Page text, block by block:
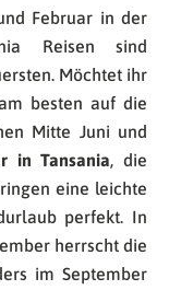
Februar in der
Reisen sind
Möchtet ihr
besten auf die
Mitte Juni und
in Tansania , die
eine leichte
perfekt. In
herrscht die
im September